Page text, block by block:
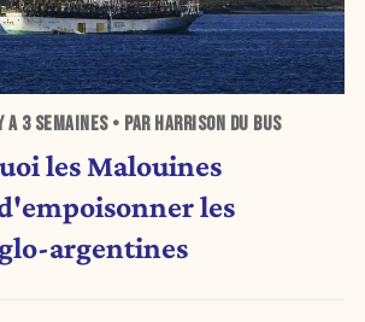
A3 SEMAINES• PAR HARRISON DU BUS
les Malouines
les
argentines